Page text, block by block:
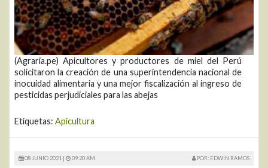
(Agraria.pe) Apicultores y productores de miel del Perú
solicitaron la creación de una superintendencia nacional de
inocuidad alimentaria y una mejor fiscalización al ingreso de
pesticidas perjudiciales para las abejas
Etiquetas: Apicultura
08 JUNIO 2021 | 09:20 AM POR: EDWIN RAMOS